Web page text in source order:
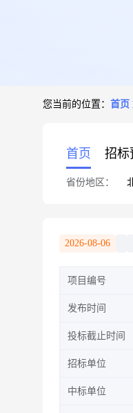
您当前的位置： 首页
首页 招标
省份地区：
2026-08-06
项目编号
发布时间
投标截止时间
招标单位
中标单位